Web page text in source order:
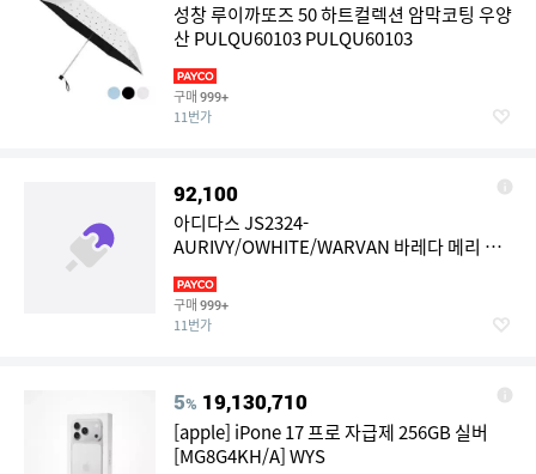
성창 루이까또즈 50 하트컬렉션 암막코팅 우양
산 PULQU60103 PULQU60103
구매 999+
11번가
92,100
아디다스 JS2324-
AURIVY/OWHITE/WARVAN 바레다 메리 제
인 - AURIVY/OWHITE/WARVAN 430351
구매 999+
11번가
5% 19,130,710
[apple] iPone 17 프로 자급제 256GB 실버
[MG8G4KH/A] WYS